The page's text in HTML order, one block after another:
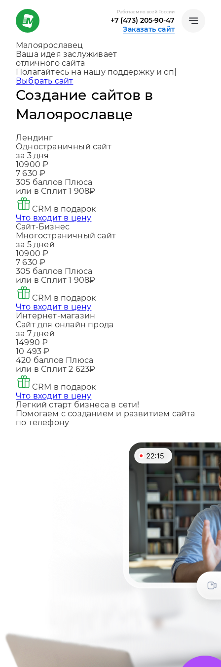
Работаем по всей России
+7 (473) 205-90-47
Заказать сайт
Малоярославец
Ваша идея заслуживает
отличного сайта
Создаем, консультируем и помогаем
развиват |
Выбрать сайт
Создание сайтов в
Малоярославце
Лендинг
Одностраничный сайт
за 3 дня
10900 ₽
7 630 ₽
305баллов Плюса
или в Сплит
CRM в подарок
Что входит в цену
Сайт-Бизнес
Многостраничный сайт
за 5 дней
10900 ₽
7 630 ₽
305баллов Плюса
или в Сплит
CRM в подарок
Что входит в цену
Интернет-магазин
Сайт для онлайн прода
за 7 дней
14990 ₽
10 493 ₽
420 баллов Плюса
или в Сплит
CRM в подарок
Что входит в цену
Легкий старт бизнеса в сети!
Помогаем с созданием и развитием сайта